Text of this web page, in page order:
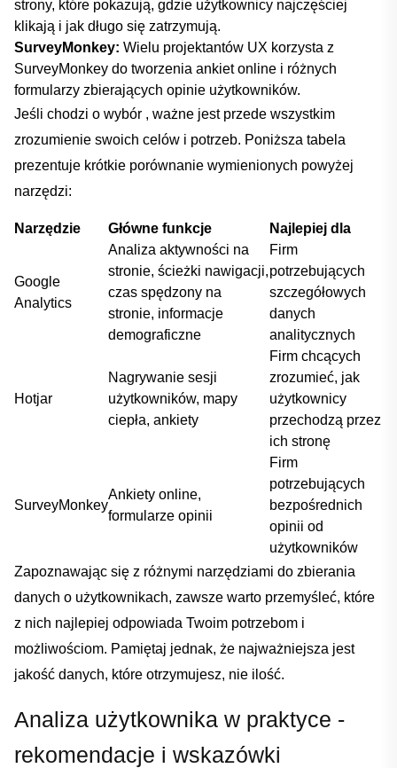
‍strony, które pokazują, gdzie‌ użytkownicy najczęściej
klikają i jak długo się zatrzymują.
SurveyMonkey: Wielu projektantów UX korzysta ⁢z
SurveyMonkey ‌do⁢ tworzenia ankiet online i różnych
⁣formularzy zbierających opinie użytkowników.
Jeśli chodzi o⁤ wybór , ważne jest przede wszystkim
zrozumienie swoich celów i potrzeb. Poniższa ⁢tabela
prezentuje krótkie ‍porównanie‍ wymienionych powyżej ​
narzędzi:
Narzędzie Główne funkcje Najlepiej dla
Google
Analytics
Analiza aktywności na
stronie, ścieżki nawigacji,
czas spędzony na
stronie, ⁤informacje
demograficzne
Firm
potrzebujących
szczegółowych
danych ​
analitycznych
Hotjar
Nagrywanie sesji
użytkowników, mapy
ciepła, ankiety
Firm chcących
zrozumieć, jak
użytkownicy
przechodzą przez
ich stronę
SurveyMonkey
Ankiety online,
formularze opinii
Firm⁤
potrzebujących⁤
bezpośrednich
opinii od
użytkowników
Zapoznawając się z‌ różnymi​ narzędziami ⁣do zbierania
danych o użytkownikach, zawsze warto przemyśleć, które
z nich najlepiej odpowiada Twoim potrzebom⁤ i
możliwościom. Pamiętaj jednak, że najważniejsza jest
jakość danych, które ⁤otrzymujesz, nie ilość.
Analiza użytkownika w praktyce -‍
rekomendacje i wskazówki